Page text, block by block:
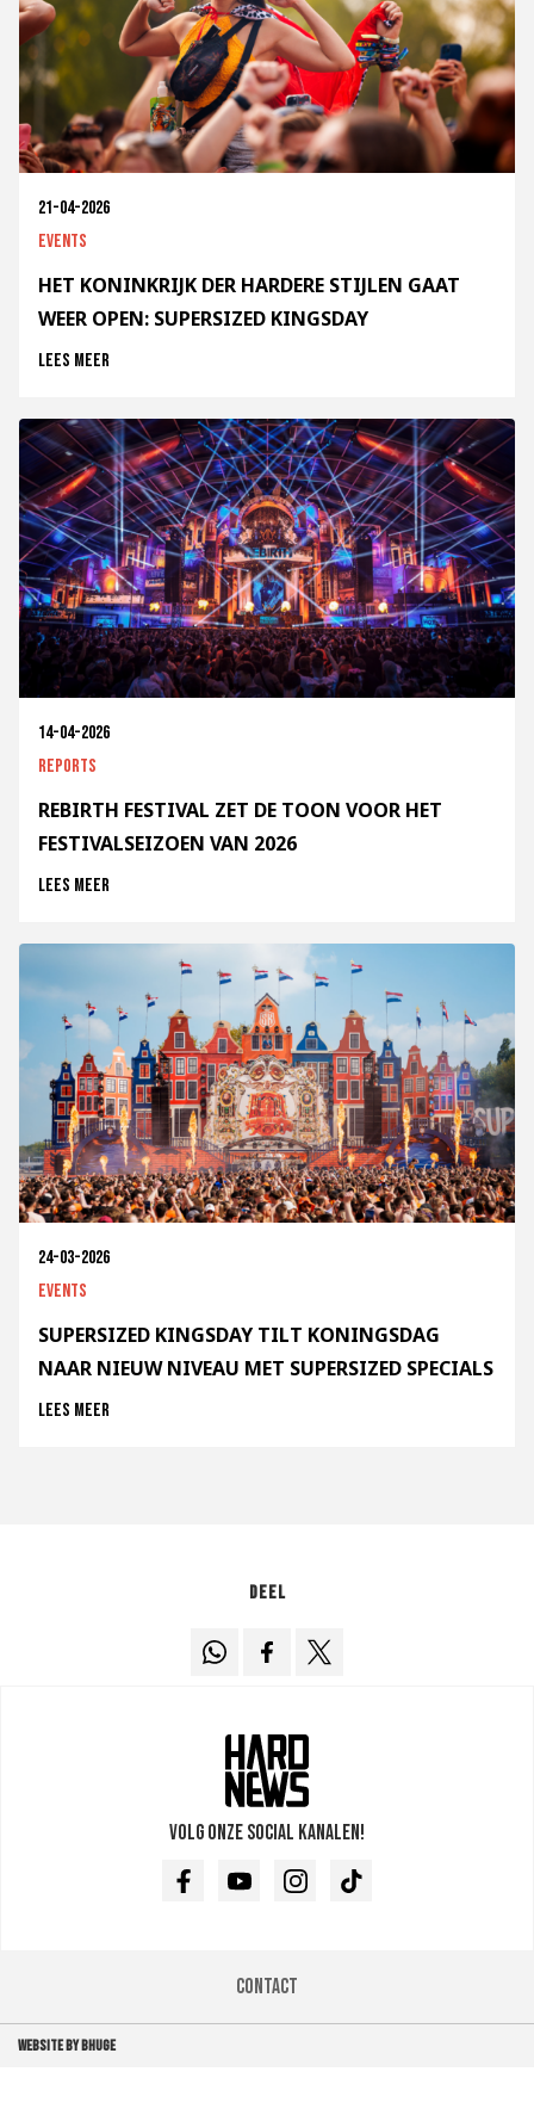
21-04-2026
Events
HET KONINKRIJK DER HARDERE STIJLEN GAAT
WEER OPEN: SUPERSIZED KINGSDAY
Lees meer
14-04-2026
Reports
REBIRTH FESTIVAL ZET DE TOON VOOR HET
FESTIVALSEIZOEN VAN 2026
Lees meer
24-03-2026
Events
SUPERSIZED KINGSDAY TILT KONINGSDAG
NAAR NIEUW NIVEAU MET SUPERSIZED SPECIALS
Lees meer
Deel
Volg onze social kanalen!
FacebookYoutubeInstagramTikTok
Contact
WEBSITE BY BHUGE